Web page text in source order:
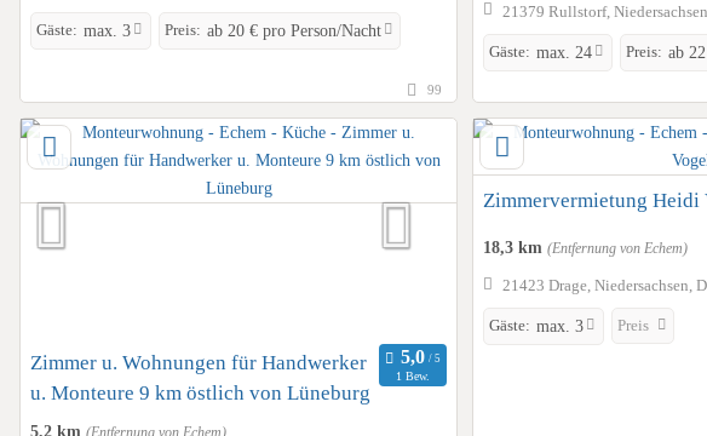
Gäste: max. 3 Preis: ab 20 € pro Person/Nacht
99
21379 Rullstorf,
Gäste: max. 24 Preis: ab
Zimmer u. Wohnungen für Handwerker
u. Monteure 9 km östlich von Lüneburg
1 Bew.
5,2 km (Entfernung von Echem)
Zimmervermietung Heidi
18,3 km (Entfernung von Echem)
21423 Drage, Niedersachsen,
Gäste: max. 3 Preis